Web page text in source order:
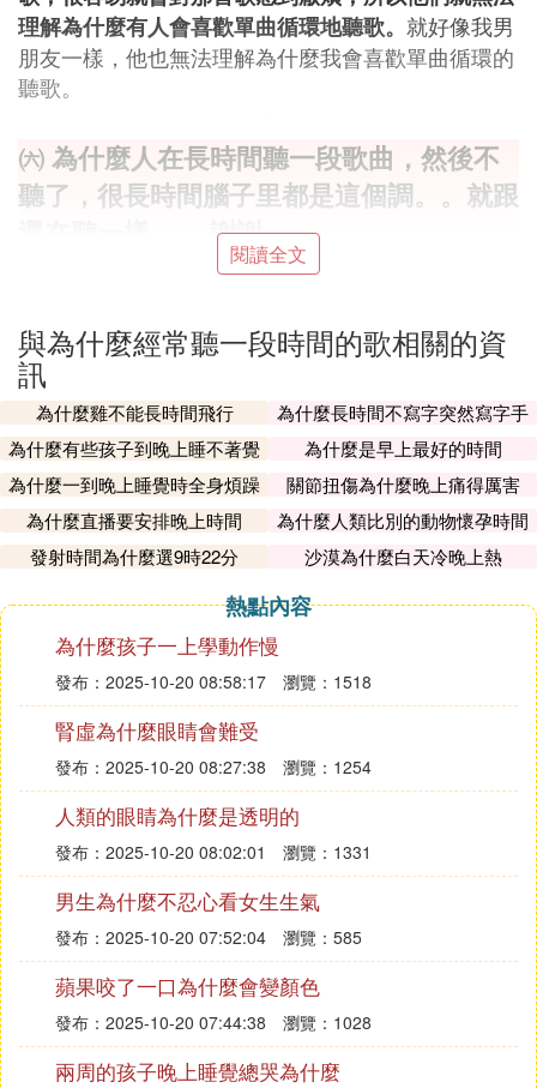
理解為什麼有人會喜歡單曲循環地聽歌。 就好像我男
朋友一樣，他也無法理解為什麼我會喜歡單曲循環的
聽歌。
㈥ 為什麼人在長時間聽一段歌曲，然後不
聽了，很長時間腦子里都是這個調。。就跟
還在聽一樣。。 謝謝
大腦皮層的暫時性記憶~
大腦皮層上存有你聽歌所轉換的電流~
就像 靜電會短時間內存在物體表面上一樣~
這些電流 刺激你的大腦 造成幻聽~
㈦ 聽歌時間長腦子總是放歌為什麼會這樣
「耳蟲」（英文：Earworm）又稱「耳朵蟲」，這個
詞把爬進腦中的音樂形象地比喻成一隻蟲，所有不可
控制的腦海中響起的旋律，都可稱為是耳朵蟲現象。
對於喜歡音樂的人來說，「耳蟲」有時已經成了一個
動詞，體現某些歌曲、樂曲在他們大腦中揮之不去，
時常「不請自來」、循環播放的那種糾結狀態。在大
腦中，信息往往都是根據信息之間的相關性而存儲
的。一些提取的線索一旦出現，就會自動觸發相關信
息。英國雷丁大學的心理學家菲利普·畢曼發現，耳
朵蟲的旋律一般都只是音樂中的一小段，其中33%是
經常「周而復始」的副歌部分，27%是歌曲的其他部
分，只有28%的情況重復的是整首歌曲。
㈧ 為什麼1段時間只喜歡聽1首歌
那是因為你的心情一直很低落，所以你的心跟著歌曲
飄盪，這種感覺不是很好，最好和朋友談談心，樂觀
一些
閱讀全文
與為什麼經常聽一段時間的歌相關的資
訊
為什麼雞不能長時間飛行
為什麼長時間不寫字突然寫字手
會不習慣
為什麼有些孩子到晚上睡不著覺
為什麼是早上最好的時間
為什麼一到晚上睡覺時全身煩躁
關節扭傷為什麼晚上痛得厲害
為什麼直播要安排晚上時間
為什麼人類比別的動物懷孕時間
長
發射時間為什麼選9時22分 沙漠為什麼白天冷晚上熱
熱點內容
為什麼孩子一上學動作慢
發布：2025-10-20 08:58:17 瀏覽：1518
腎虛為什麼眼睛會難受
發布：2025-10-20 08:27:38 瀏覽：1254
人類的眼睛為什麼是透明的
發布：2025-10-20 08:02:01 瀏覽：1331
男生為什麼不忍心看女生生氣
發布：2025-10-20 07:52:04 瀏覽：585
蘋果咬了一口為什麼會變顏色
發布：2025-10-20 07:44:38 瀏覽：1028
兩周的孩子晚上睡覺總哭為什麼